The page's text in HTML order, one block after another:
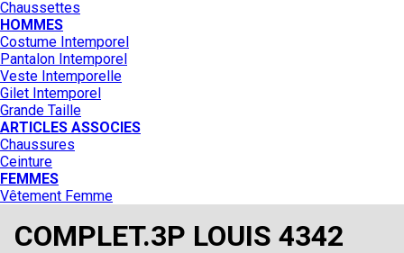
Chaussettes
HOMMES
Costume Intemporel
Pantalon Intemporel
Veste Intemporelle
Gilet Intemporel
Grande Taille
ARTICLES ASSOCIES
Chaussures
Ceinture
FEMMES
Vêtement Femme
COMPLET.3P LOUIS 4342